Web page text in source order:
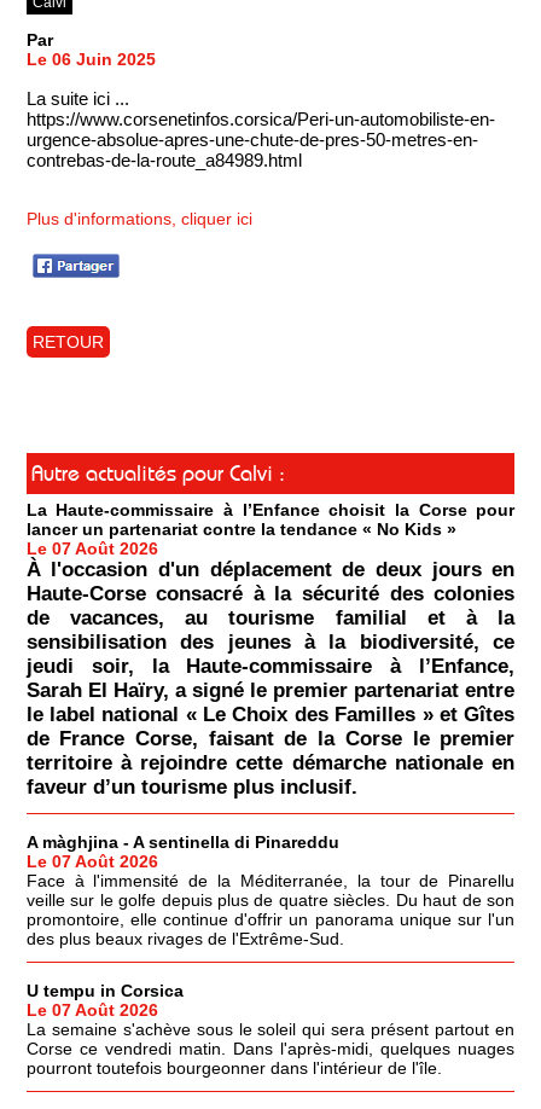
Par
Le 06 Juin 2025
La suite ici ...
https://www.corsenetinfos.corsica/Peri-un-automobiliste-en-
urgence-absolue-apres-une-chute-de-pres-50-metres-en-
contrebas-de-la-route_a84989.html
Plus d'informations, cliquer ici
RETOUR
Autre actualités pour Calvi :
La Haute-commissaire à l’Enfance choisit la Corse pour
lancer un partenariat contre la tendance « No Kids »
Le 07 Août 2026
À l'occasion d'un déplacement de deux jours en
Haute-Corse consacré à la sécurité des colonies
de vacances, au tourisme familial et à la
sensibilisation des jeunes à la biodiversité, ce
jeudi soir, la Haute-commissaire à l’Enfance,
Sarah El Haïry, a signé le premier partenariat entre
le label national « Le Choix des Familles » et Gîtes
de France Corse, faisant de la Corse le premier
territoire à rejoindre cette démarche nationale en
faveur d’un tourisme plus inclusif.
A màghjina - A sentinella di Pinareddu
Le 07 Août 2026
Face à l'immensité de la Méditerranée, la tour de Pinarellu
veille sur le golfe depuis plus de quatre siècles. Du haut de son
promontoire, elle continue d'offrir un panorama unique sur l'un
des plus beaux rivages de l'Extrême-Sud.
U tempu in Corsica
Le 07 Août 2026
La semaine s'achève sous le soleil qui sera présent partout en
Corse ce vendredi matin. Dans l'après-midi, quelques nuages
pourront toutefois bourgeonner dans l'intérieur de l'île.